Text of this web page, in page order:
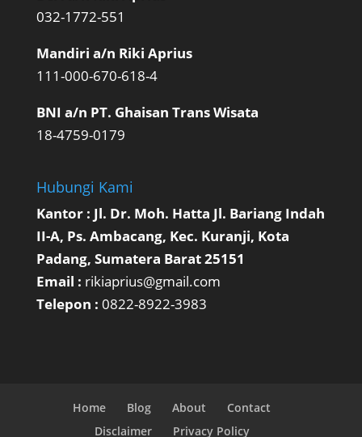
032-1772-551
Mandiri a/n Riki Aprius
111-000-670-618-4
BNI a/n PT. Ghaisan Trans Wisata
18-4759-0179
Hubungi Kami
Kantor : Jl. Dr. Moh. Hatta Jl. Bariang Indah
II-A, Ps. Ambacang, Kec. Kuranji, Kota
Padang, Sumatera Barat 25151
Email : rikiaprius@gmail.com
Telepon : 0822-8922-3983
Home Blog About
Contact
Disclaimer
Privacy Policy